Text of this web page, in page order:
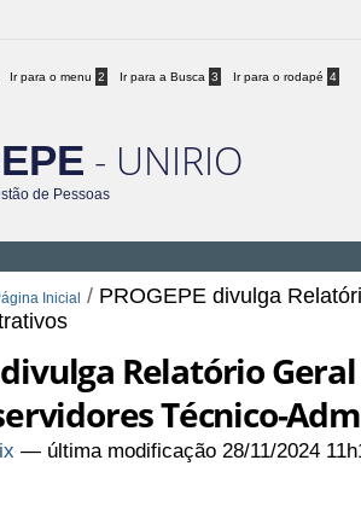
Ir para o menu 2 Ir para a Busca 3 Ir para o rodapé 4
- UNIRIO
de Pessoas
Inicial / PROGEPE divulga
divulga Relatório
Técnico-
— última modificação 28/11/2024